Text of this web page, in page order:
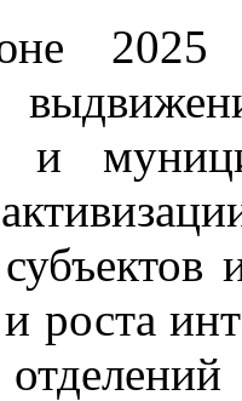
2025
и
роста